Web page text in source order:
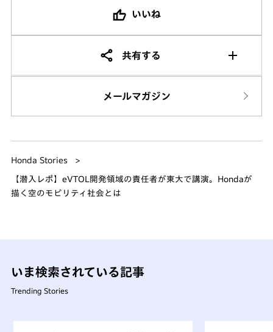
いいね
共有する
メールマガジン
Honda Stories
【潜入レポ】eVTOL開発領域の責任者が東大で講演。Hondaが
描く空のモビリティ社会とは
いま検索されている記事
Trending Stories